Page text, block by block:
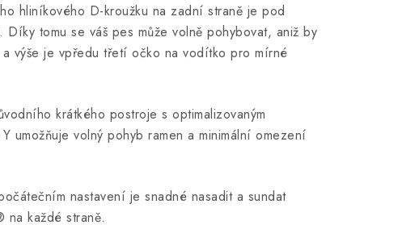
hliníkového D-kroužku na zadní straně je pod
tomu se váš pes může volně pohybovat, aniž by
výše je vpředu třetí očko na vodítko pro mírné
krátkého postroje s optimalizovaným
umožňuje volný pohyb ramen a minimální omezení
nastavení je snadné nasadit a sundat
každé straně.